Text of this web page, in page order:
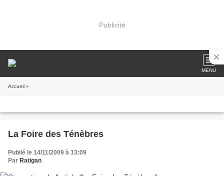
Publicité
MENU
Accueil »
La Foire des Ténèbres
Publié le 14/11/2009 à 13:09
Par Ratigan